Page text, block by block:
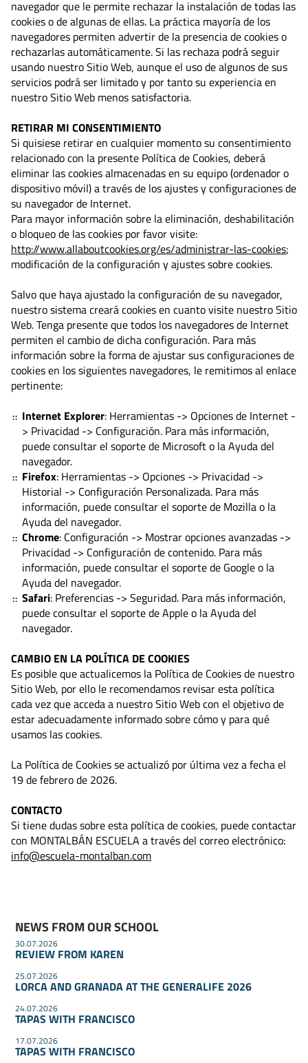
navegador que le permite rechazar la instalación de todas las
cookies o de algunas de ellas. La práctica mayoría de los
navegadores permiten advertir de la presencia de cookies o
rechazarlas automáticamente. Si las rechaza podrá seguir
usando nuestro Sitio Web, aunque el uso de algunos de sus
servicios podrá ser limitado y por tanto su experiencia en
nuestro Sitio Web menos satisfactoria.
RETIRAR MI CONSENTIMIENTO
Si quisiese retirar en cualquier momento su consentimiento
relacionado con la presente Política de Cookies, deberá
eliminar las cookies almacenadas en su equipo (ordenador o
dispositivo móvil) a través de los ajustes y configuraciones de
su navegador de Internet.
Para mayor información sobre la eliminación, deshabilitación
o bloqueo de las cookies por favor visite:
http://www.allaboutcookies.org/es/administrar-las-cookies;
modificación de la configuración y ajustes sobre cookies.
Salvo que haya ajustado la configuración de su navegador,
nuestro sistema creará cookies en cuanto visite nuestro Sitio
Web. Tenga presente que todos los navegadores de Internet
permiten el cambio de dicha configuración. Para más
información sobre la forma de ajustar sus configuraciones de
cookies en los siguientes navegadores, le remitimos al enlace
pertinente:
Internet Explorer: Herramientas -> Opciones de Internet -
> Privacidad -> Configuración. Para más información,
puede consultar el soporte de Microsoft o la Ayuda del
navegador.
Firefox: Herramientas -> Opciones -> Privacidad ->
Historial -> Configuración Personalizada. Para más
información, puede consultar el soporte de Mozilla o la
Ayuda del navegador.
Chrome: Configuración -> Mostrar opciones avanzadas ->
Privacidad -> Configuración de contenido. Para más
información, puede consultar el soporte de Google o la
Ayuda del navegador.
Safari: Preferencias -> Seguridad. Para más información,
puede consultar el soporte de Apple o la Ayuda del
navegador.
CAMBIO EN LA POLÍTICA DE COOKIES
Es posible que actualicemos la Política de Cookies de nuestro
Sitio Web, por ello le recomendamos revisar esta política
cada vez que acceda a nuestro Sitio Web con el objetivo de
estar adecuadamente informado sobre cómo y para qué
usamos las cookies.
La Política de Cookies se actualizó por última vez a fecha el
19 de febrero de 2026.
CONTACTO
Si tiene dudas sobre esta política de cookies, puede contactar
con MONTALBÁN ESCUELA a través del correo electrónico:
info@escuela-montalban.com
NEWS FROM OUR SCHOOL
30.07.2026
REVIEW FROM KAREN
25.07.2026
LORCA AND GRANADA AT THE GENERALIFE 2026
24.07.2026
TAPAS WITH FRANCISCO
17.07.2026
TAPAS WITH FRANCISCO